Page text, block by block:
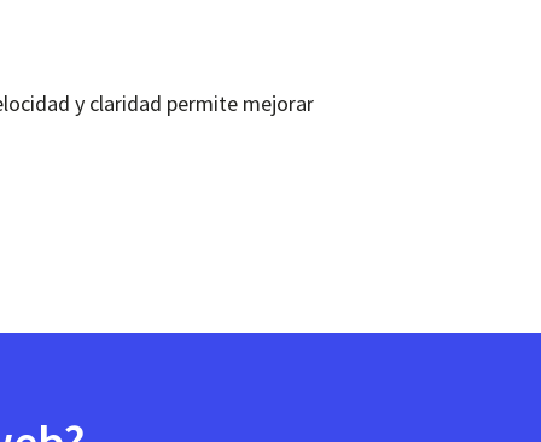
y claridad permite mejorar